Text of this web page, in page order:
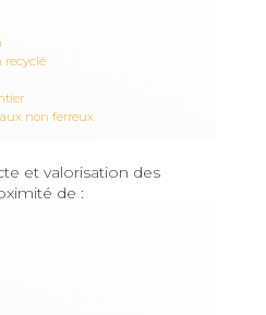
non ferreux
et valorisation des
de :